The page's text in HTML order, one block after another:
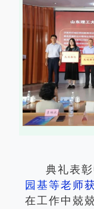
典礼表彰
园 基等老师
在工作中兢